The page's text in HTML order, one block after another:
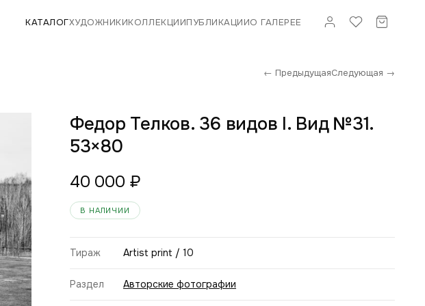
КАТАЛОГХУДОЖНИКИКОЛЛЕКЦИИПУБЛИКАЦИИО ГАЛЕРЕЕ
← ПредыдущаяСледующая →
Федор Телков. 36 видов I. Вид №31.
53×80
40 000 ₽
В НАЛИЧИИ
Тираж Artist print / 10
Раздел Авторские фотографии